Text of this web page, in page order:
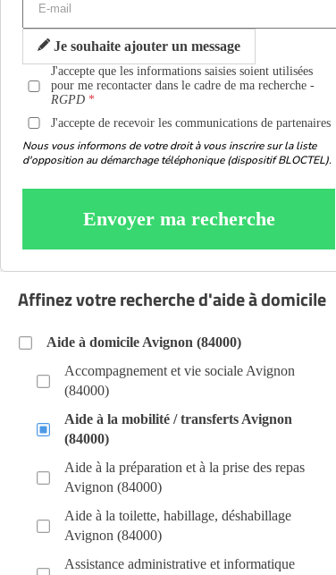
Je souhaite ajouter un message
J'accepte que les informations saisies soient utilisées
pour me recontacter dans le cadre de ma recherche -
RGPD
J'accepte de recevoir les communications de partenaires
Nous vous informons de votre droit à vous inscrire sur la liste
d'opposition au démarchage téléphonique (dispositif BLOCTEL).
Envoyer ma recherche
Affinez votre recherche d'aide à domicile
Aide à domicile Avignon (84000)
Accompagnement et vie sociale Avignon
(84000)
Aide à la mobilité / transferts Avignon
(84000)
Aide à la préparation et à la prise des repas
Avignon (84000)
Aide à la toilette, habillage, déshabillage
Avignon (84000)
Assistance administrative et informatique